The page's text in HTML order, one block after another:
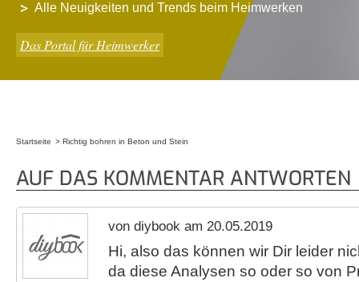
Alle Neuigkeiten und Trends beim Heimwerken
Das Portal für Heimwerker
Startseite Richtig bohren in Beton und Stein
AUF DAS KOMMENTAR ANTWORTEN
von diybook am 20.05.2019
Hi, also das können wir Dir leider
da diese Analysen so oder so von